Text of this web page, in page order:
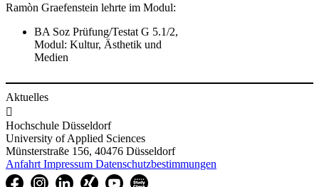
Ramòn Graefenstein lehrte im Modul:
BA Soz Prüfung/Testat G 5.1/2,
Modul: Kultur, Ästhetik und
Medien
Aktuelles

Hochschule Düsseldorf
University of Applied Sciences
Münsterstraße 156, 40476 Düsseldorf
Anfahrt Impressum Datenschutzbestimmungen